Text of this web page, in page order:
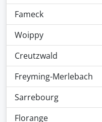
Fameck
Woippy
Creutzwald
Freyming-Merlebach
Sarrebourg
Florange